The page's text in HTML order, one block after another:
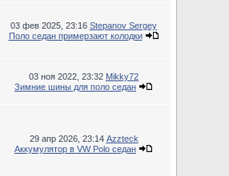
03 фев 2025, 23:16 Stepanov Sergey
Поло седан примерзают колодки
03 ноя 2022, 23:32 Mikky72
Зимние шины для поло седан
29 апр 2026, 23:14 Azzteck
Аккумулятор в VW Polo седан